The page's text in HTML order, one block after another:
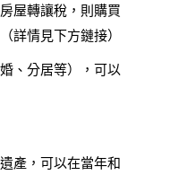
屋轉讓稅，則購買
詳情見下方鏈接）
、分居等），可以
產，可以在當年和